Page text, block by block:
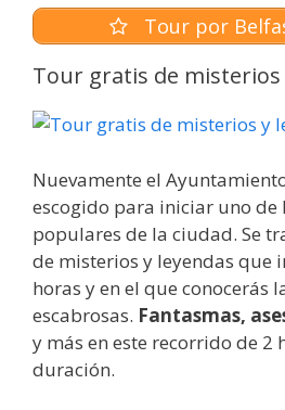
Tour por
Tour gratis de misterios
Nuevamente el
escogido para iniciar uno de
populares de la ciudad. Se
de misterios y leyendas que
horas y en el que conocerás
escabrosas. Fantasmas,
y más en este recorrido de 2
duración.